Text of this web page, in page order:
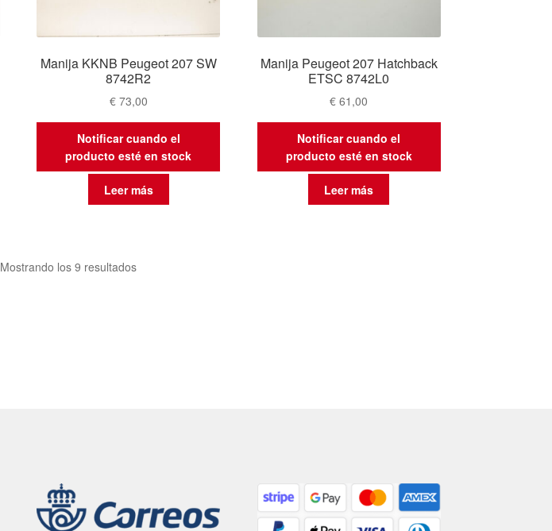
Manija KKNB Peugeot 207 SW
8742R2
€73,00
Notificar cuando el
producto esté en stock
Leer más
Manija Peugeot 207 Hatchback
ETSC 8742L0
€ 61,00
Notificar cuando el
producto esté en stock
Leer más
Mostrando los 9 resultadosOrdenado